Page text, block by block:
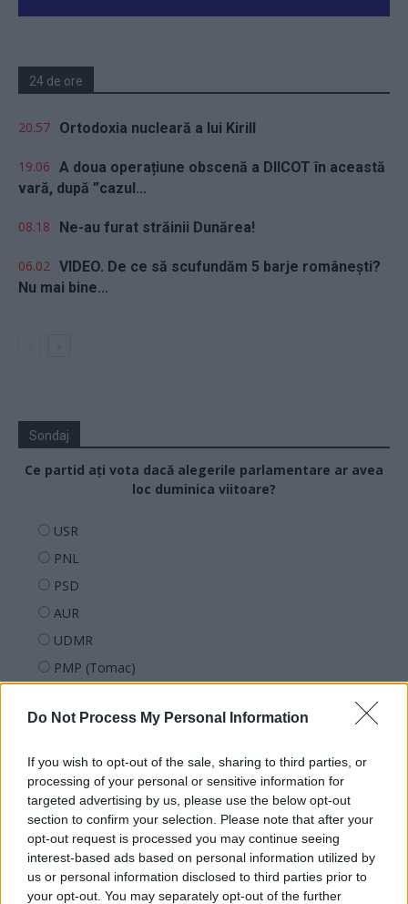
Do Not Process My Personal Information
If you wish to opt-out of the sale, sharing to third parties, or
processing of your personal or sensitive information for
targeted advertising by us, please use the below opt-out
section to confirm your selection. Please note that after your
opt-out request is processed you may continue seeing
interest-based ads based on personal information utilized by
us or personal information disclosed to third parties prior to
your opt-out. You may separately opt-out of the further
24 de ore
20.57 Ortodoxia nucleară a lui Kirill
19.06 A doua operațiune obscenă a DIICOT în această
vară, după ”cazul...
08.18 Ne-au furat străinii Dunărea!
06.02 VIDEO. De ce să scufundăm 5 barje românești?
Nu mai bine...
Sondaj
Ce partid ați vota dacă alegerile parlamentare ar avea
loc duminica viitoare?
USR
PNL
PSD
AUR
UDMR
PMP (Tomac)
PNȚMM
SENS
SOS (Șoșoacă)
POT (Gavrilă)
PACE (Peia)
Acțiunea Conservatoare (Târziu)